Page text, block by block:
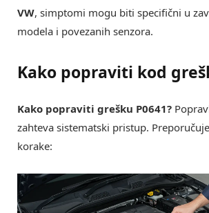
VW, simptomi mogu biti specifični u
modela i povezanih senzora.
Kako popraviti kod
Kako popraviti grešku P0641?
zahteva sistematski pristup.
korake: